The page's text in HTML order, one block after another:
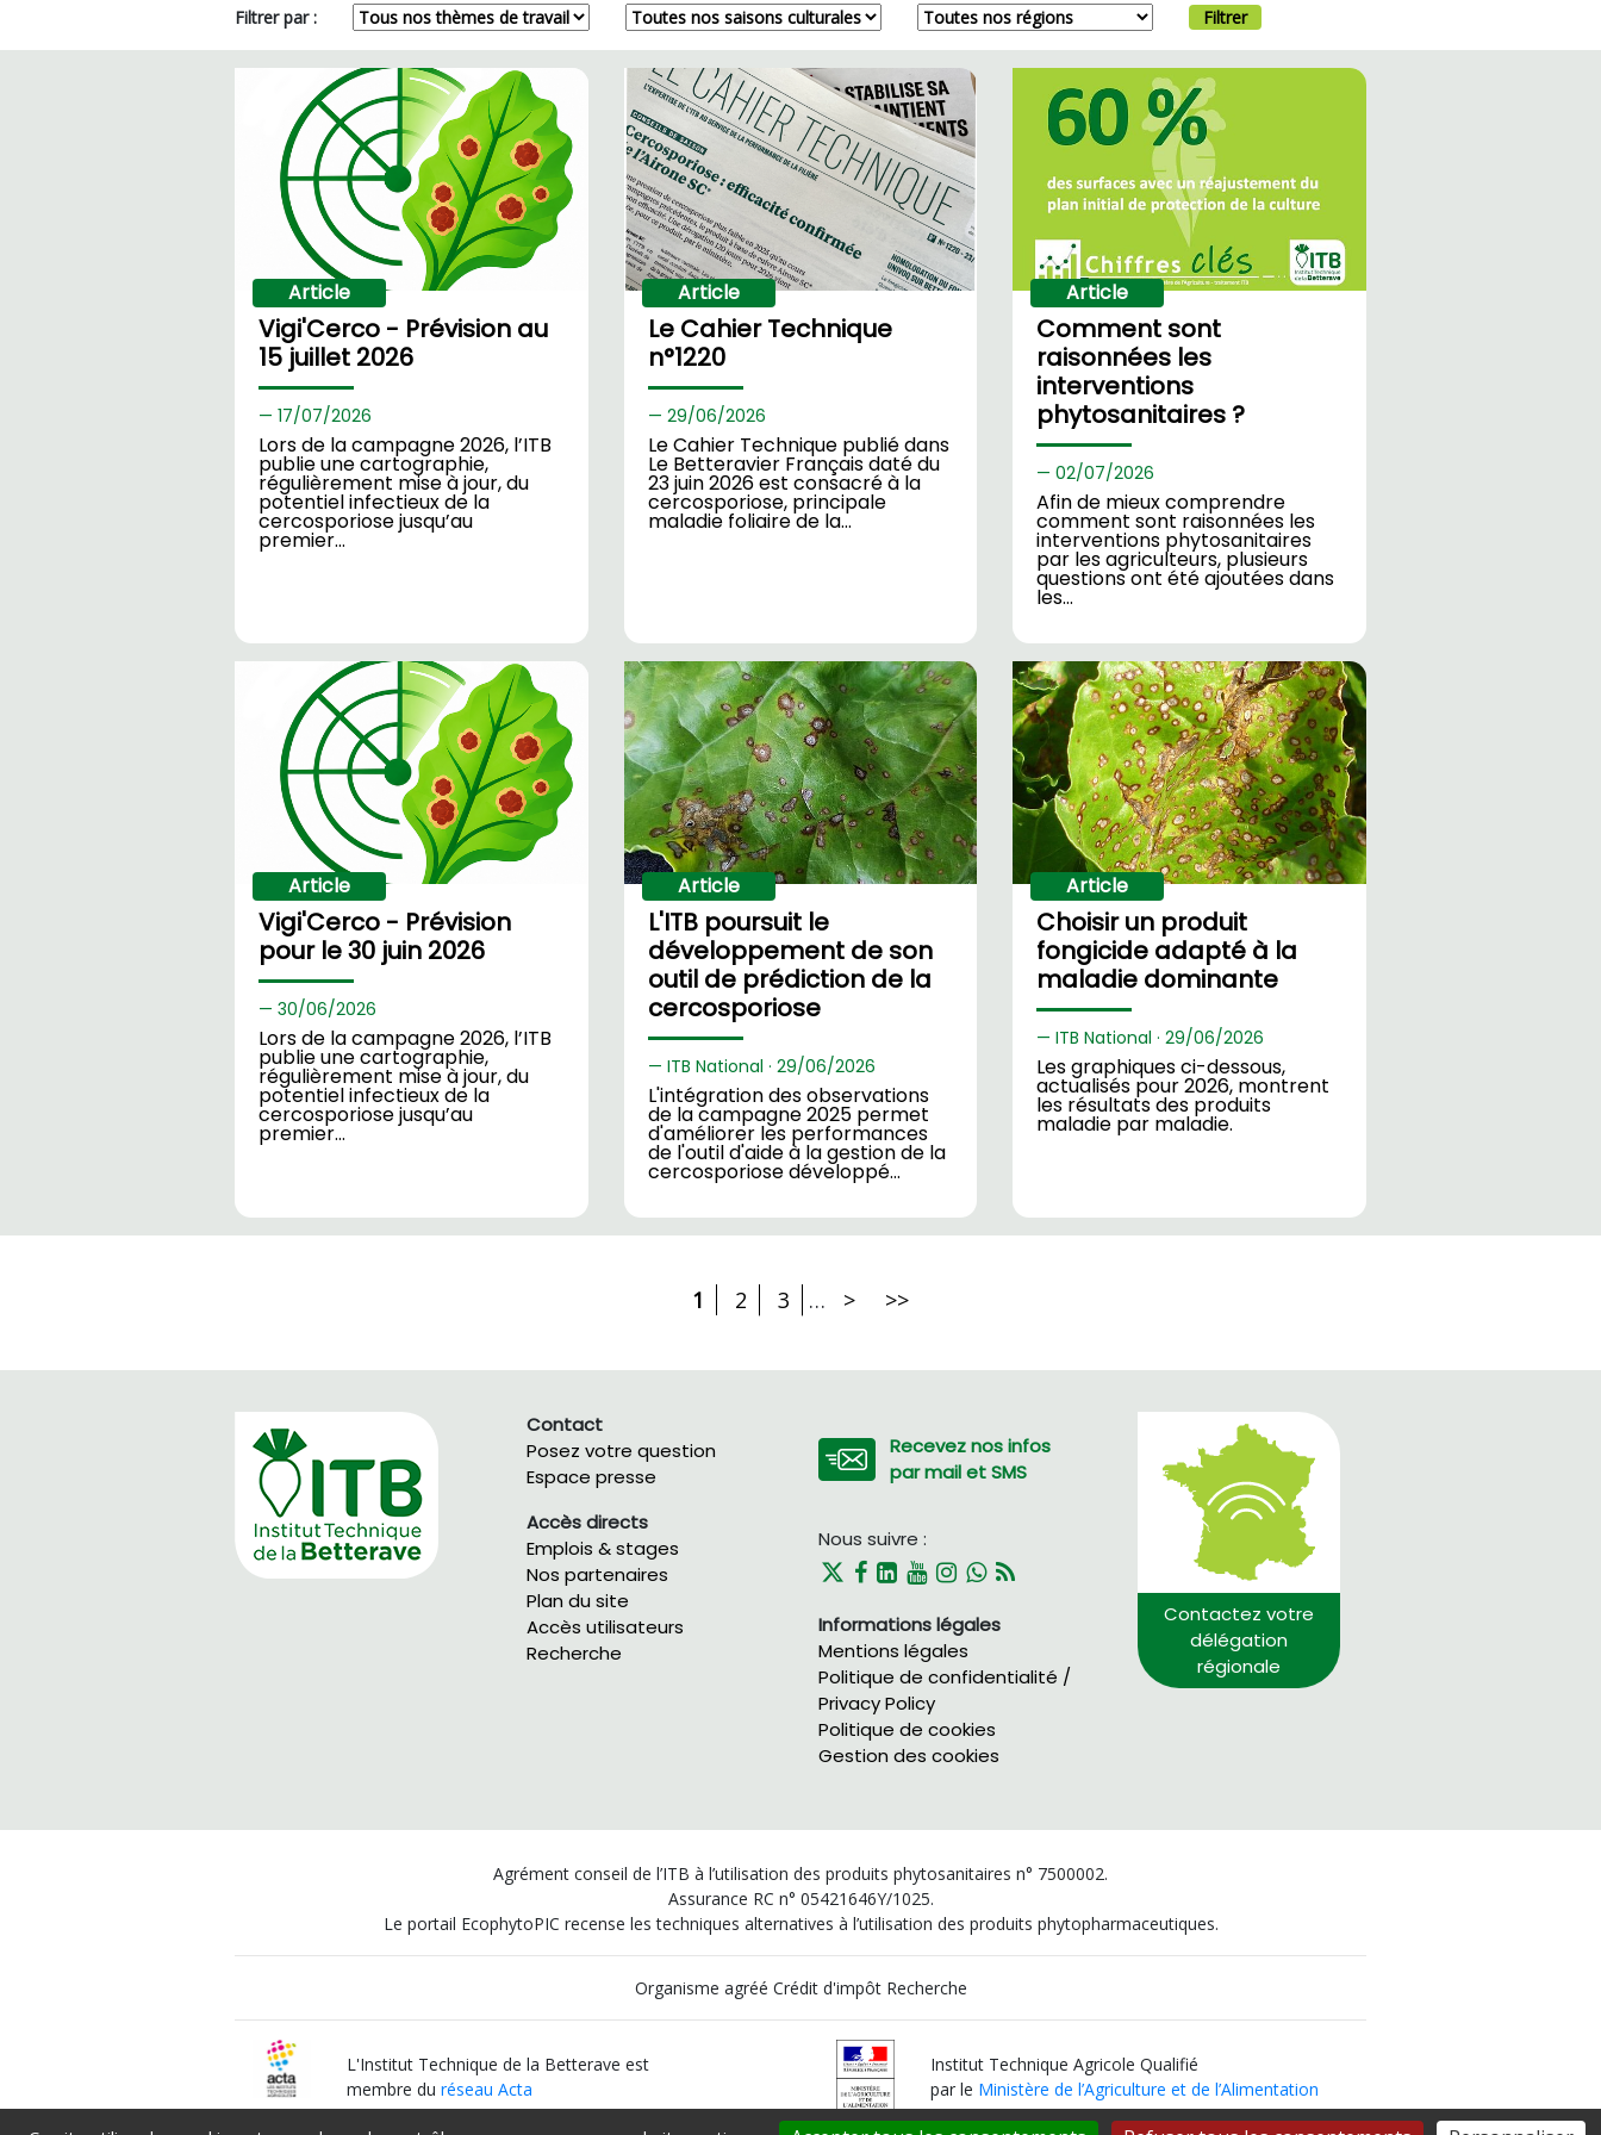
Filtrer par : Filtrer
Article
Vigi'Cerco - Prévision au
15 juillet 2026
17/07/2026
Lors de la campagne 2026, l’ITB
publie une cartographie,
régulièrement mise à jour, du
potentiel infectieux de la
cercosporiose jusqu’au
premier…
Article
Le Cahier Technique
n°1220
29/06/2026
Le Cahier Technique publié dans
Le Betteravier Français daté du
23 juin 2026 est consacré à la
cercosporiose, principale
maladie foliaire de la…
Article
Comment sont
raisonnées les
interventions
phytosanitaires ?
02/07/2026
Afin de mieux comprendre
comment sont raisonnées les
interventions phytosanitaires
par les agriculteurs, plusieurs
questions ont été ajoutées dans
les…
Article
Vigi'Cerco - Prévision
pour le 30 juin 2026
30/06/2026
Lors de la campagne 2026, l’ITB
publie une cartographie,
régulièrement mise à jour, du
potentiel infectieux de la
cercosporiose jusqu’au
premier…
Article
L'ITB poursuit le
développement de son
outil de prédiction de la
cercosporiose
ITB National · 29/06/2026
L'intégration des observations
de la campagne 2025 permet
d'améliorer les performances
de l'outil d'aide à la gestion de la
cercosporiose développé…
Article
Choisir un produit
fongicide adapté à la
maladie dominante
ITB National ·29/06/2026
Les graphiques ci-dessous,
actualisés pour 2026, montrent
les résultats des produits
maladie par maladie.
1 2 3 … > >>
Contactez votre
délégation
régionale
Recevez nos infos
par mail et SMS
Nous suivre :
Informations légales
Mentions légales
Politique de confidentialité /
Privacy Policy
Politique de cookies
Gestion des cookies
Contact
Posez votre question
Espace presse
Accès directs
Emplois & stages
Nos partenaires
Plan du site
Accès utilisateurs
Recherche
Agrément conseil de l’ITB à l’utilisation des produits phytosanitaires n° 7500002.
Assurance RC n° 05421646Y/1025.
Le portail EcophytoPIC recense les techniques alternatives à l’utilisation des produits phytopharmaceutiques.
Organisme agréé Crédit d'impôt Recherche
L'Institut Technique de la Betterave est
membre duréseau Acta
Institut Technique Agricole Qualifié
par le Ministère de l’Agriculture et de l’Alimentation